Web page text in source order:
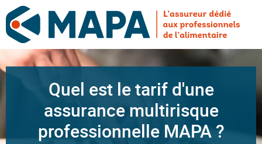
Quel est le tarif d'une
assurance multirisque
professionnelle MAPA ?